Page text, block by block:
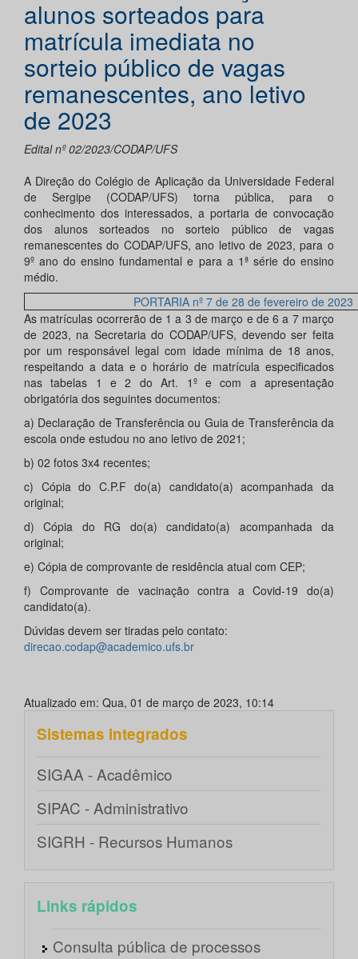
alunos sorteados para
matrícula imediata no
sorteio público de vagas
remanescentes, ano letivo
de 2023
Edital nº 02/2023/CODAP/UFS
A Direção do Colégio de Aplicação da Universidade Federal
de Sergipe (CODAP/UFS) torna pública, para o
conhecimento dos interessados, a portaria de convocação
dos alunos sorteados no sorteio público de vagas
remanescentes do CODAP/UFS, ano letivo de 2023, para o
9º ano do ensino fundamental e para a 1ª série do ensino
médio.
PORTARIA nº 7 de 28 de fevereiro de 2023
As matrículas ocorrerão de 1 a 3 de março e de 6 a 7 março
de 2023, na Secretaria do CODAP/UFS, devendo ser feita
por um responsável legal com idade mínima de 18 anos,
respeitando a data e o horário de matrícula especificados
nas tabelas 1 e 2 do Art. 1º e com a apresentação
obrigatória dos seguintes documentos:
a) Declaração de Transferência ou Guia de Transferência da
escola onde estudou no ano letivo de 2021;
b) 02 fotos 3x4 recentes;
c) Cópia do C.P.F do(a) candidato(a) acompanhada da
original;
d) Cópia do RG do(a) candidato(a) acompanhada da
original;
e) Cópia de comprovante de residência atual com CEP;
f) Comprovante de vacinação contra a Covid-19 do(a)
candidato(a).
Dúvidas devem ser tiradas pelo contato:
direcao.codap@academico.ufs.br
Atualizado em: Qua, 01 de março de 2023, 10:14
Sistemas integrados
SIGAA - Acadêmico
SIPAC - Administrativo
SIGRH - Recursos Humanos
Links rápidos
Consulta pública de processos